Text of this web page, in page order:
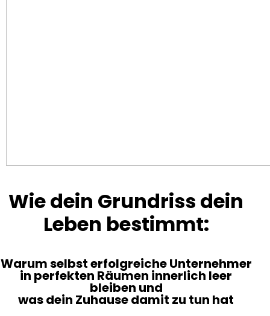
Wie dein Grundriss dein
Leben bestimmt:
Warum selbst erfolgreiche Unternehmer
in perfekten Räumen innerlich leer
bleiben und
was dein Zuhause damit zu tun hat